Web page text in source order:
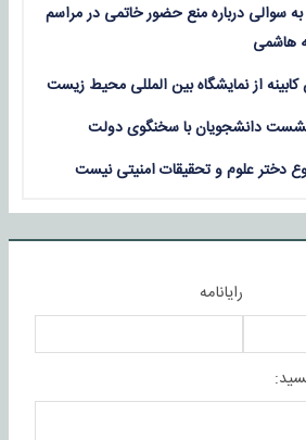
سوالی درباره منع حضور خاتمی در مراسم
هاشمی
از نمایشگاه بین المللی محیط زیست
دانشجویان با سخنگوی دولت
علوم و تحقیقات امنیتی نیست
رایانامه